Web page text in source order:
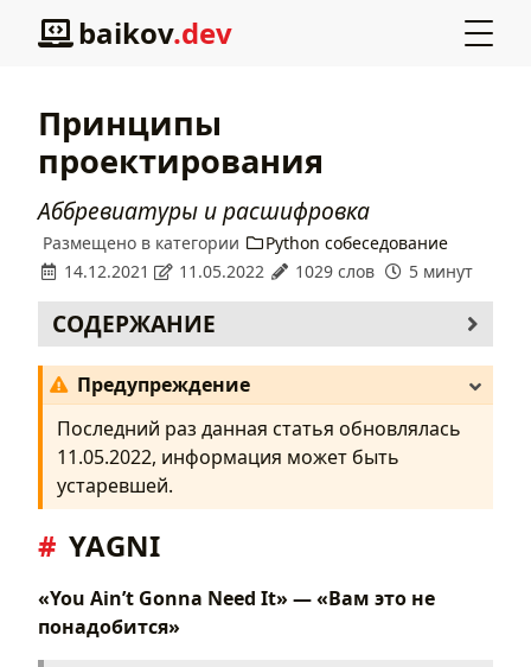
baikov.dev
Принципы
проектирования
Аббревиатуры и расшифровка
Размещено в категории
Python собеседование
14.12.2021
11.05.2022 1029 слов 5 минут
СОДЕРЖАНИЕ
YAGNI
DRY
KISS
SLAP
SOLID
SRP
OCP
ISP
DIP
Предупреждение
Последний раз данная статья обновлялась
11.05.2022, информация может быть
устаревшей.
YAGNI
«You Ain’t Gonna Need It» — «Вам это не
понадобится»